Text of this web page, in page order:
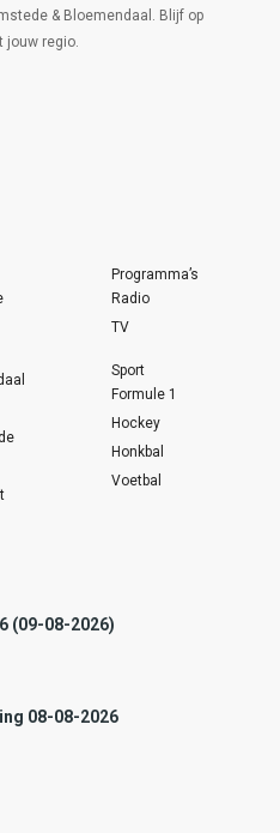
& Bloemendaal. Blijf op
regio.
Programma’s
Radio
TV
Sport
Formule 1
Hockey
Honkbal
Voetbal
(09-08-2026)
08-08-2026